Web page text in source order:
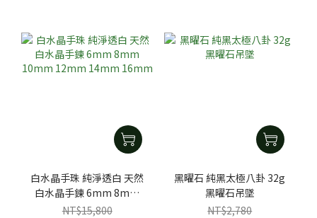
白水晶手珠 純淨透白 天然
白水晶手鍊 6mm 8mm
10mm 12mm 14mm
NT$15,800
黑曜石 純黑太極八卦 32g
黑曜石吊墜
NT$2,780